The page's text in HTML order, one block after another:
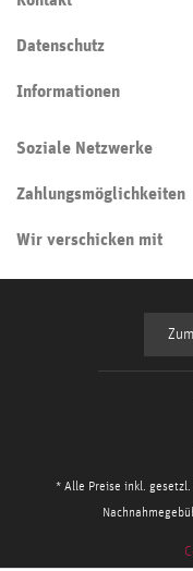
Datenschutz
Informationen
Soziale Netzwerke
Zahlungsmöglichkeiten
Wir verschicken mit
* Alle Preise inkl.